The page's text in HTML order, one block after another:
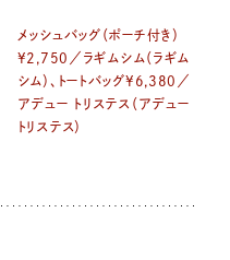
メッシュバッグ（ポーチ付き）
¥2,750／ラギムシム（ラギム
シム）、トートバッグ¥6,380／
アデュー トリステス（アデュー
トリステス）